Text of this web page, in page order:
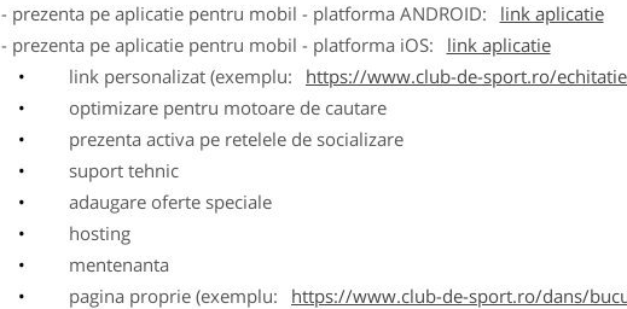
- prezenta pe aplicatie pentru mobil - platforma ANDROID:
link aplicatie
- prezenta pe aplicatie pentru mobil - platforma iOS:
link aplicatie
link personalizat (exemplu:
https://www.club-de-sport.ro/
optimizare pentru motoare de cautare
prezenta activa pe retelele de socializare
suport tehnic
adaugare oferte speciale
hosting
mentenanta
pagina proprie (exemplu:
https://www.club-de-sport.ro/dans/